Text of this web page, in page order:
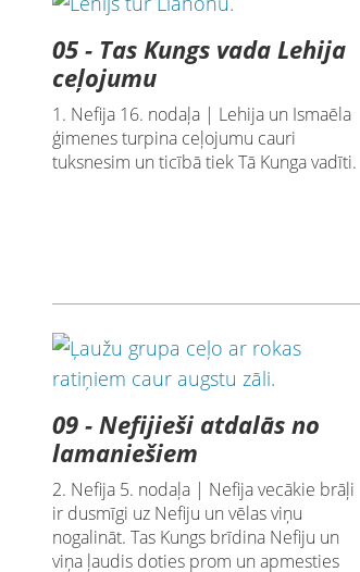
05 - Tas Kungs vada Lehija
ceļojumu
1. Nefija 16. nodaļa | Lehija un Ismaēla
ģimenes turpina ceļojumu cauri
tuksnesim un ticībā tiek Tā Kunga vadīti.
09 - Nefijieši atdalās no
lamaniešiem
2. Nefija 5. nodaļa | Nefija vecākie brāļi
ir dusmīgi uz Nefiju un vēlas viņu
nogalināt. Tas Kungs brīdina Nefiju un
viņa ļaudis doties prom un apmesties